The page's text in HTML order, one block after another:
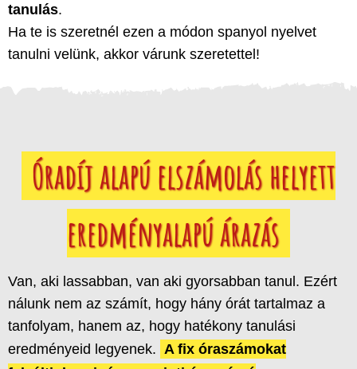
tanulás.
Ha te is szeretnél ezen a módon spanyol nyelvet
tanulni velünk, akkor várunk szeretettel!
Óradíj alapú elszámolás helyett
eredményalapú árazás
Van, aki lassabban, van aki gyorsabban tanul. Ezért
nálunk nem az számít, hogy hány órát tartalmaz a
tanfolyam, hanem az, hogy hatékony tanulási
eredményeid legyenek. A fix óraszámokat